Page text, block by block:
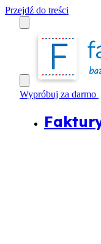
Przejdź do treści
Wypróbuj za darmo